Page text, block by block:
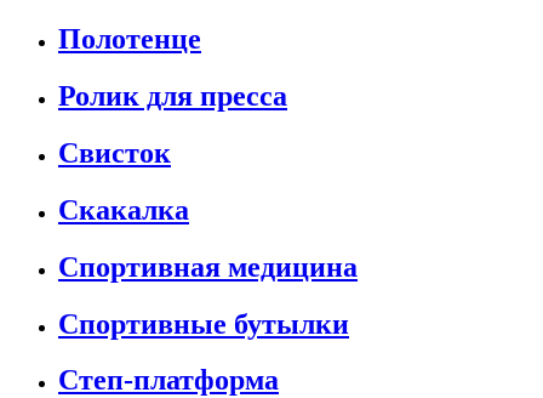
Полотенце
Ролик для пресса
Свисток
Скакалка
Спортивная медицина
Спортивные бутылки
Степ-платформа